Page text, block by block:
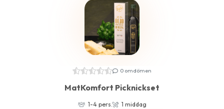
0 omdömen
MatKomfort Picknickset
1-4 pers.
1 middag